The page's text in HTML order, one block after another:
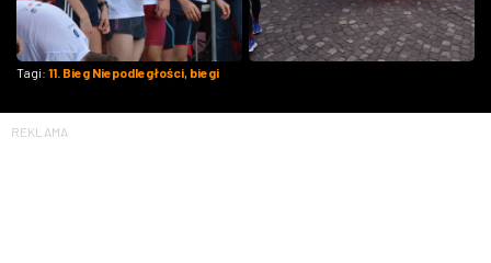
Tagi: 11. Bieg Niepodległości biegi
REKLAMA